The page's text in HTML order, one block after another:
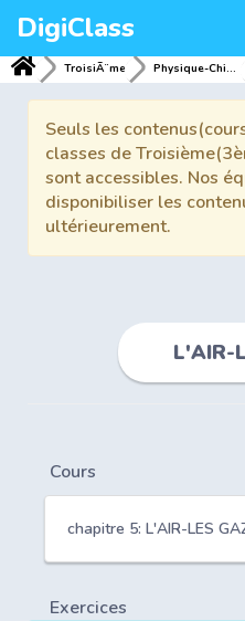
DigiClass
TroisiÃ¨me Physique-Chimie
Seuls les
classes de
sont accessibles. Nos
disponibiliser les
ultérieurement.
L'AIR-
Cours
chapitre 5: L'AIR-LES
Exercices